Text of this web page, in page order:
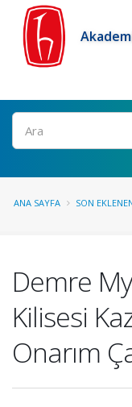
Ara
ANA SAYFA SON
Demre
Kilisesi
Onarım